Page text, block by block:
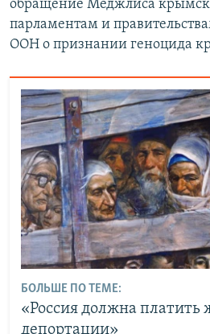
обращение Меджлиса
парламентам и
ООН о признании геноцида
БОЛЬШЕ ПО ТЕМЕ:
«Россия должна платить
депортации»